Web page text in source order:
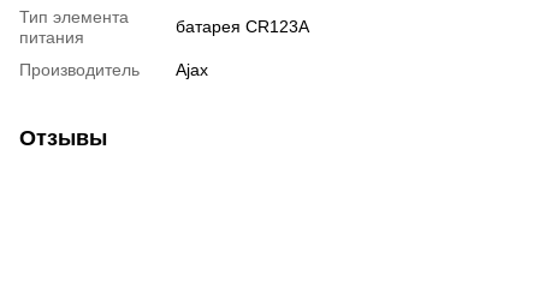
Тип элемента
питания
батарея CR123A
Производитель Ajax
Отзывы